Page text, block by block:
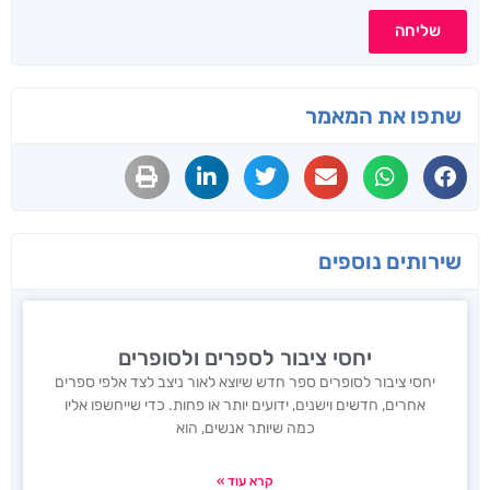
שליחה
שתפו את המאמר
שירותים נוספים
יחסי ציבור לספרים ולסופרים
יחסי ציבור לסופרים ספר חדש שיוצא לאור ניצב לצד אלפי ספרים
אחרים, חדשים וישנים, ידועים יותר או פחות. כדי שייחשפו אליו
כמה שיותר אנשים, הוא
קרא עוד »